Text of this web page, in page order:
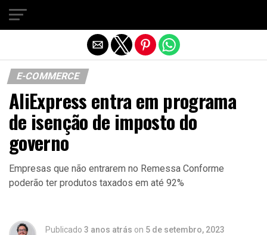
E-COMMERCE
AliExpress entra em programa
de isenção de imposto do
governo
Empresas que não entrarem no Remessa Conforme
poderão ter produtos taxados em até 92%
Publicado 3 anos atrás on 5 de setembro, 2023